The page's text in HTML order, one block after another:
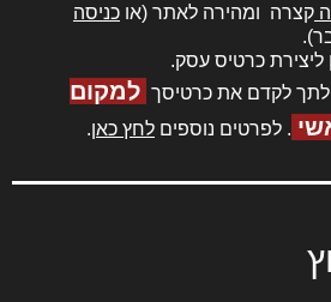
קצרה ומהירה לאתר (או כניסה
ליצירת כרטיס עסק.
לקדם את כרטיסך למקום
. לפרטים נוספים לחץ כאן.